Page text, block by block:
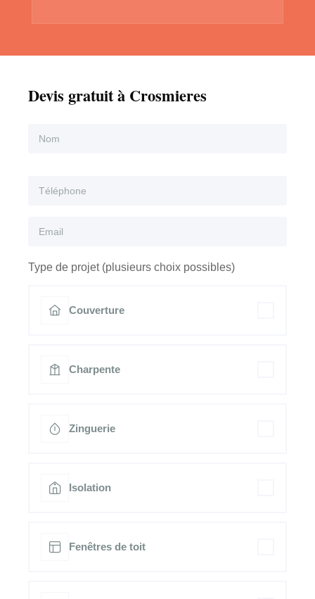
Devis gratuit à Crosmieres
Type de projet (plusieurs choix possibles)
Couverture
Charpente
Zinguerie
Isolation
Fenêtres de toit